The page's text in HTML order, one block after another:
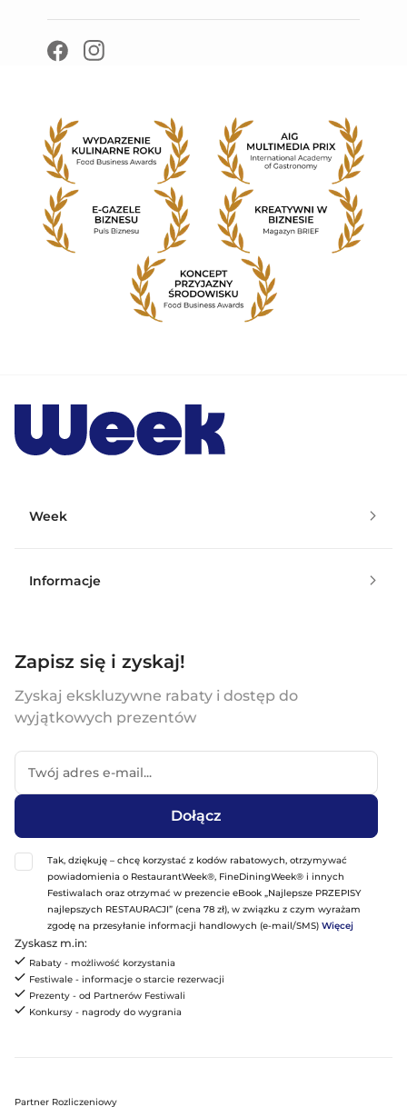
Week
Informacje
Zapisz się i zyskaj!
Zyskaj ekskluzywne rabaty i dostęp do
wyjątkowych prezentów
Dołącz
Tak, dziękuję – chcę korzystać z kodów rabatowych, otrzymywać
powiadomienia o RestaurantWeek®, FineDiningWeek® i innych
Festiwalach oraz otrzymać w prezencie eBook „Najlepsze PRZEPISY
najlepszych RESTAURACJI” (cena 78 zł), w związku z czym wyrażam
zgodę na przesyłanie informacji handlowych (e-mail/SMS) Więcej
Zyskasz m.in:
Rabaty - możliwość korzystania
Festiwale - informacje o starcie rezerwacji
Prezenty - od Partnerów Festiwali
Konkursy - nagrody do wygrania
Partner Rozliczeniowy